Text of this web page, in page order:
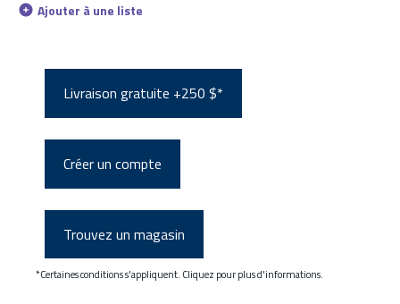
Ajouter à une liste
Livraison gratuite +250 $*
Créer un compte
Trouvez un magasin
*Certaines conditions s'appliquent. Cliquez pour plus d'informations.